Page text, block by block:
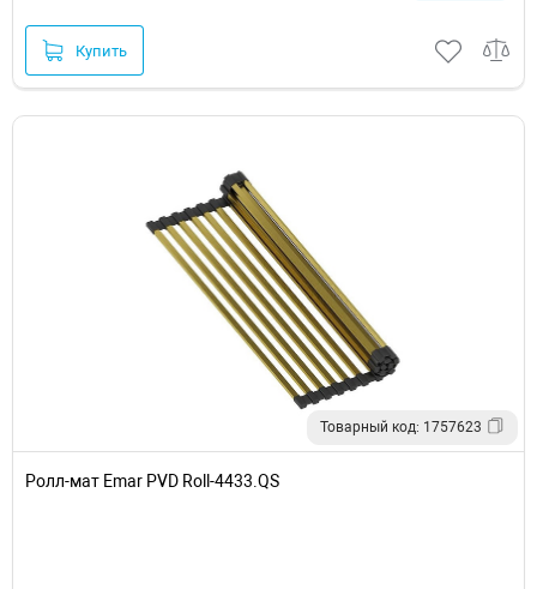
Купить
Товарный код: 1757623
Ролл-мат Emar PVD Roll-4433.QS